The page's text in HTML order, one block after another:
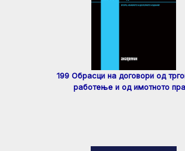
199 Обрасци на договори од
работење и од имотното